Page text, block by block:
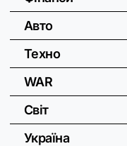
Авто
Техно
WAR
Світ
Україна